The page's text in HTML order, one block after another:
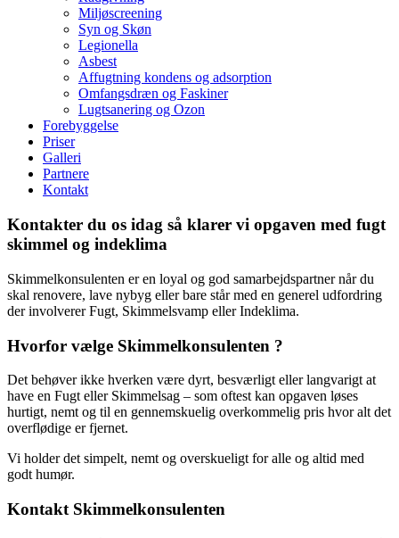
Miljøscreening
Syn og Skøn
Legionella
Asbest
Affugtning kondens og adsorption
Omfangsdræn og Faskiner
Lugtsanering og Ozon
Forebyggelse
Priser
Galleri
Partnere
Kontakt
Kontakter du os idag så klarer vi opgaven med fugt
skimmel og indeklima
Skimmelkonsulenten er en loyal og god samarbejdspartner når du
skal renovere, lave nybyg eller bare står med en generel udfordring
der involverer Fugt, Skimmelsvamp eller Indeklima.
Hvorfor vælge Skimmelkonsulenten ?
Det behøver ikke hverken være dyrt, besværligt eller langvarigt at
have en Fugt eller Skimmelsag – som oftest kan opgaven løses
hurtigt, nemt og til en gennemskuelig overkommelig pris hvor alt det
overflødige er fjernet.
Vi holder det simpelt, nemt og overskueligt for alle og altid med
godt humør.
Kontakt Skimmelkonsulenten